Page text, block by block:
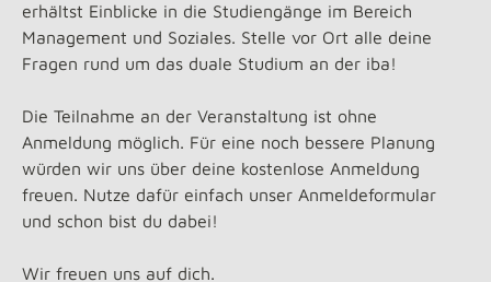
erhältst Einblicke in die Studiengänge im Bereich
Management und Soziales. Stelle vor Ort alle deine
Fragen rund um das duale Studium an der iba!
Die Teilnahme an der Veranstaltung ist ohne
Anmeldung möglich. Für eine noch bessere Planung
würden wir uns über deine kostenlose Anmeldung
freuen. Nutze dafür einfach unser Anmeldeformular
und schon bist du dabei!
Wir freuen uns auf dich.